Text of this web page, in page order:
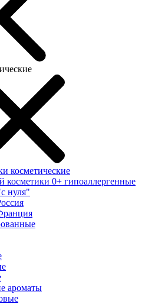
косметические
косметики 0+ гипоаллергенные
нуля"
ароматы